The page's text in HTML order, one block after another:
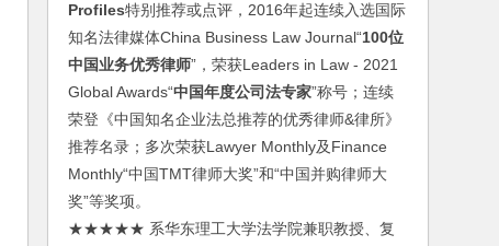
Profiles特别推荐或点评，2016年起连续入选国际
知名法律媒体China Business Law Journal“100位
中国业务优秀律师”，荣获Leaders in Law - 2021
Global Awards“中国年度公司法专家”称号；连续
荣登《中国知名企业法总推荐的优秀律师&律所》
推荐名录；多次荣获Lawyer Monthly及Finance
Monthly“中国TMT律师大奖”和“中国并购律师大
奖”等奖项。
★★★★★ 系华东理工大学法学院兼职教授、复